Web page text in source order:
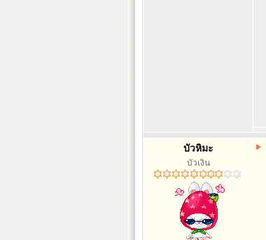
บัวหิมะ
บัวเงิน